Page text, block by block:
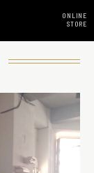
ONLINE
STORE